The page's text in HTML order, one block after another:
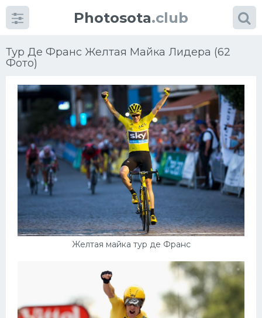
Photosota.club
Тур Де Франс Желтая Майка Лидера (62
Фото)
Желтая майка тур де Франс
КатегорииФото
Еще картинки...
Футбол
Баскетбол
Конькобежный спорт
Тренажеры